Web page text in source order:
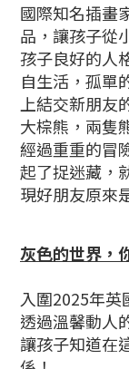
國際知名插畫
品，讓孩子從
孩子良好的人
自生活，孤單
上結交新朋友
大棕熊，兩隻
經過重重的冒
起了捉迷藏，
現好朋友原來
灰色的世界，
入圍2025年英
透過溫馨動人
讓孩子知道在